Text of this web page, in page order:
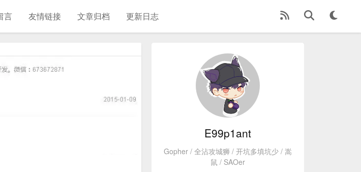
言 友情链接 文章归档 更新日志
E99p1ant
Gopher / 全沾攻城狮 / 开坑多填坑少 / 嵩
鼠 / SAOer